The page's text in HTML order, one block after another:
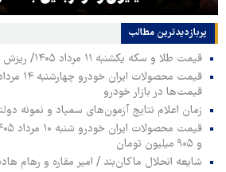
پربازدیدترین‌ مطالب
قیمت طلا و سکه یکشنبه ۱۱ مرداد ۱۴۰۵/ ریزش سنگین سکه امامی
قیمت‌ها در بازار خودرو
زمان اعلام نتایج آزمون‌های سمپاد و نمونه
و ۹۰۵ میلیون تومان
شایعه انحلال ماکان‌بند / امیر مقاره و رهام